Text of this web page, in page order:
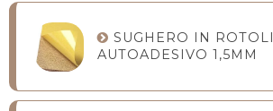
SUGHERO IN ROTOLI
AUTOADESIVO 1,5MM